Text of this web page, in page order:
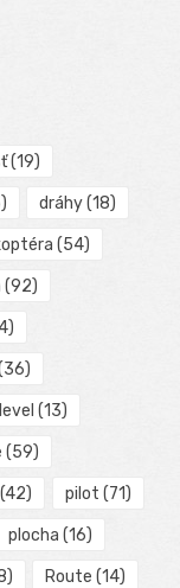
(19)
dráhy(18)
(54)
(92)
level (13)
(59)
pilot (71)
plocha (16)
Route (14)